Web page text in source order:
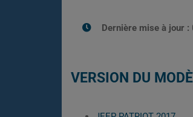
Dernière mise à jour :
VERSION DU